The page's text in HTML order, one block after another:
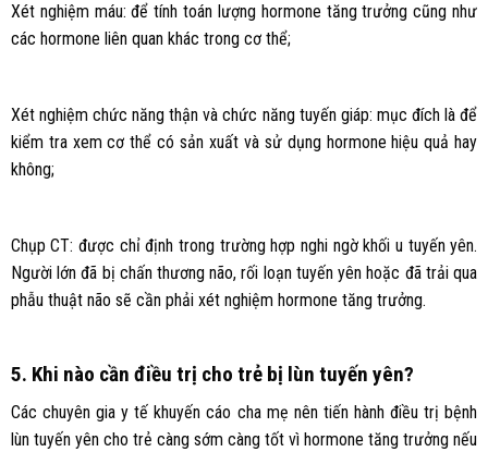
Xét nghiệm máu: để tính toán lượng hormone tăng trưởng cũng như
các hormone liên quan khác trong cơ thể;
Xét nghiệm chức năng thận và chức năng tuyến giáp: mục đích là để
kiểm tra xem cơ thể có sản xuất và sử dụng hormone hiệu quả hay
không;
Chụp CT: được chỉ định trong trường hợp nghi ngờ khối u tuyến yên.
Người lớn đã bị chấn thương não, rối loạn tuyến yên hoặc đã trải qua
phẫu thuật não sẽ cần phải xét nghiệm hormone tăng trưởng.
5. Khi nào cần điều trị cho trẻ bị lùn tuyến yên?
Các chuyên gia y tế khuyến cáo cha mẹ nên tiến hành điều trị bệnh
lùn tuyến yên cho trẻ càng sớm càng tốt vì hormone tăng trưởng nếu